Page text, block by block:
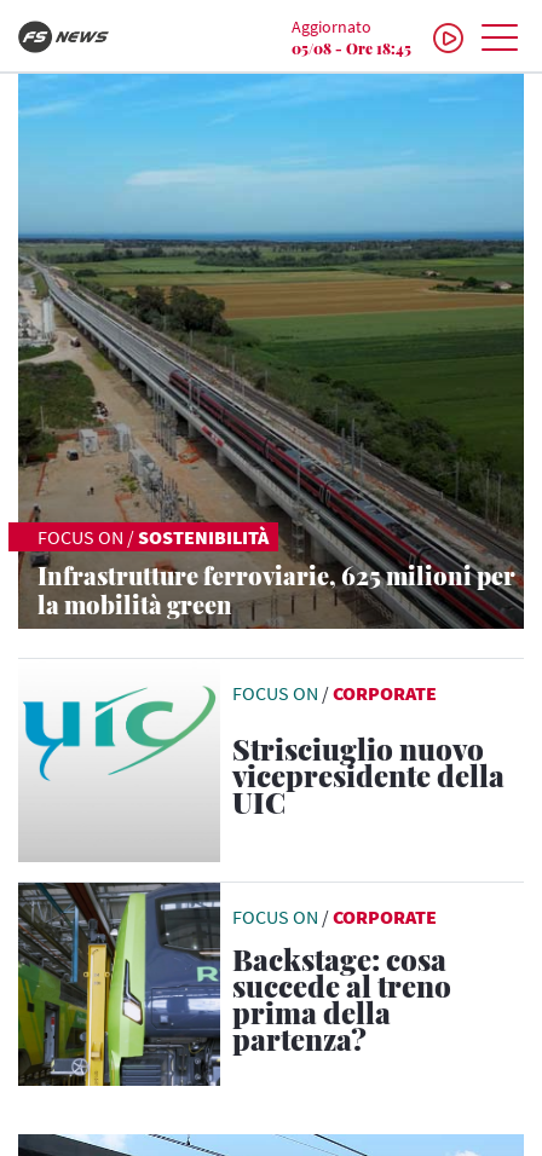
Aggiornato
05/08 - Ore 18:45
FOCUS ON /SOSTENIBILITÀ
Infrastrutture ferroviarie, 625 milioni per
la mobilità green
FOCUS ON /CORPORATE
Strisciuglio nuovo
vicepresidente della
UIC
FOCUS ON /CORPORATE
Backstage: cosa
succede al treno
prima della
partenza?